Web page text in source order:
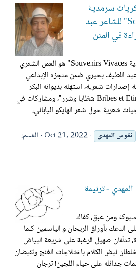
سرمدية
Souvenirs Vivaces" للشاعر عبد
في المتن
ديوان " ذكريات سرمدية Souvenirs Vivaces" هو العمل الشعري
عبد اللطيف بحيري ضمن منجزه الإبداعي
شعرية، استهله بديوانه البكر
الموسوم بــــ " Bribes et Etincelles شظايا وشرر"، ومشاركات في
شعرية حول شعر الهايكو الياباني،
نقوسالمهدي Oct 21, 2022 القسم:
- ترنيمة
ومن عبق، كفاك
الدعك بأوراق الريحان و الياسمين كلما
تدلَقان صهيل الرغبة على شريعة البياض
نبض الكلام باختلاجات الغنج وتقبضان
جدائله على حياء اللجين! ترجان